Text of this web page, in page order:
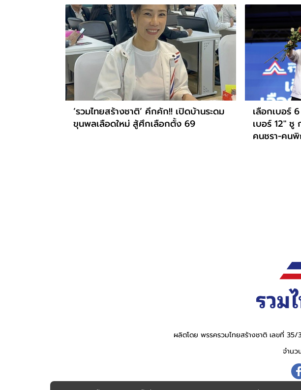
‘รวมไทยสร้างชาติ’ คึกคัก!! เปิดบ้านระดม
ขุนพลเลือดใหม่ สู้ศึกเลือกตั้ง 69
เลือกเบอร์
เบอร์ 12" ชู
คนชรา-คน
ผลิตโดย พรรครวมไทยสร้างชาติ เลขที่
จำนว